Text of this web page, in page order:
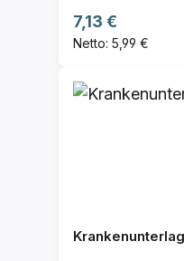
Regulärer Preis:
7,13 €
Netto: 5,99 €